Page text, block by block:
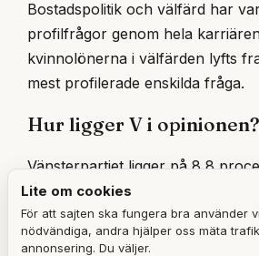
Bostadspolitik och välfärd har
profilfrågor genom hela
kvinnolönerna i välfärden lyfts
mest profilerade enskilda fråga.
Hur ligger V i opinionen?
Vänsterpartiet ligger på 8,8
väljarbarometer för maj 2026,
fyraprocentsspärren. Det är
notering sedan juni 2024. Stödet
Lite om cookies
För att sajten ska fungera bra använder
nödvändiga, andra hjälper oss mäta
annonsering. Du väljer.